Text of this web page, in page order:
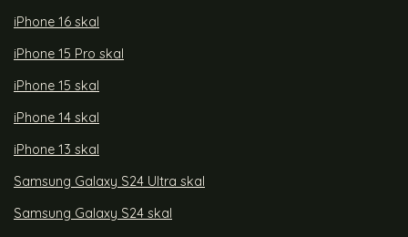
iPhone 16 skal
iPhone 15 Pro skal
iPhone 15 skal
iPhone 14 skal
iPhone 13 skal
Samsung Galaxy S24 Ultra skal
Samsung Galaxy S24 skal